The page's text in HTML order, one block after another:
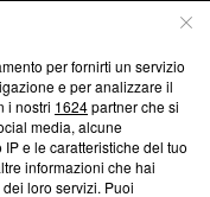
su Blasting
ci impegniamo a
nostra aderenza a
News non è
richiesto di farne
una verifica di
per fornirti un servizio
e per analizzare il
i nostri 1624partner che si
media, alcune
e le caratteristiche del tuo
informazioni che hai
loro servizi. Puoi